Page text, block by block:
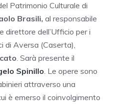
Patrimonio Culturale di
Brasili, al responsabile
direttore dell’Ufficio per i
di Aversa (Caserta),
. Sarà presente il
Spinillo. Le opere sono
attraverso una
è emerso il coinvolgimento